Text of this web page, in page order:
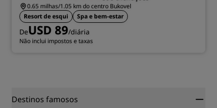
0.65 milhas/1.05 km do centro Bukovel
Resort de esqui
Spa e bem-estar
DeUSD 89/diária
Não inclui impostos e taxas
Destinos famosos